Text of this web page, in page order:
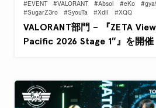
#EVENT #VALORANT #Absol #eKo
#SugarZ3ro
#SyouTa #Xdll #XQQ
VALORANT部門 – 『ZETA
Pacific 2026 Stage 1″』を開催